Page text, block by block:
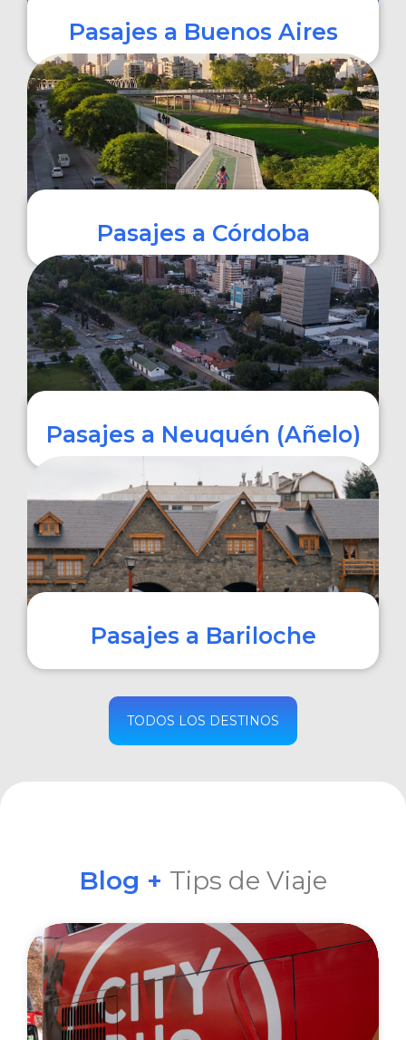
Pasajes a Buenos Aires
COMPRAR
Pasajes a Córdoba
COMPRAR
Pasajes a Neuquén (Añelo)
COMPRAR
Pasajes a Bariloche
COMPRAR
TODOS LOS DESTINOS
Blog + Tips de Viaje